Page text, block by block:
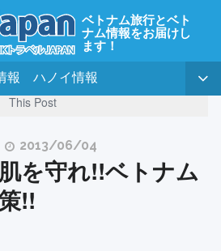
ベトナム旅行とベト
ナム情報をお届けし
ます！
報 ハノイ情報
This Post
2013/06/04
を守れ!!ベトナム
!!